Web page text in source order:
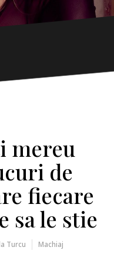
mereu
de
fiecare
sa le stie
Turcu Machiaj